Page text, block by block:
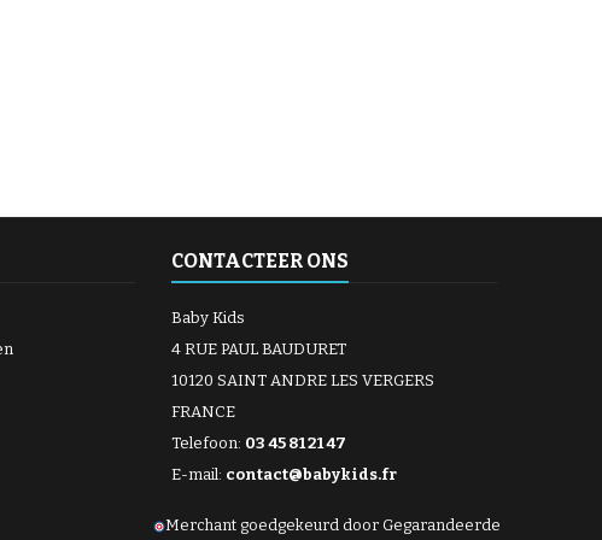
CONTACTEER ONS
Baby Kids
4 RUE PAUL BAUDURET
10120 SAINT ANDRE LES VERGERS
FRANCE
Telefoon: 03 45 81 21 47
E-mail: contact@babykids.fr
Merchant goedgekeurd door Gegarandeerde